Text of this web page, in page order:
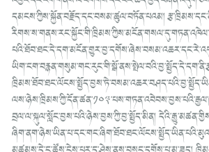
དམངས་ཀྱིས་སྐྱོན་བརྗོད་དང་བསམ་ཚུལ་བཏོན་པའམ།
བྲལ་ལ་སྐུལ་སློང་བྱས་པའི་ཉེས་བྱས་ཀྱི་བྱ་སྤྱོད་མིན།